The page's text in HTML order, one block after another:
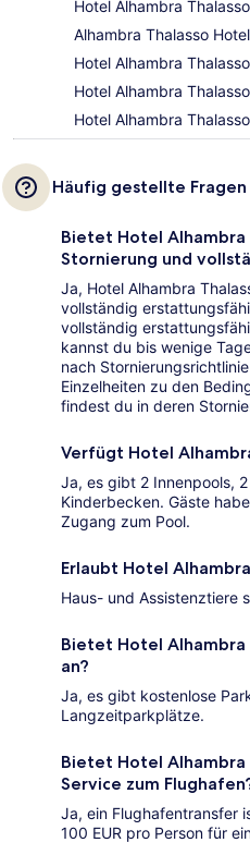
Hotel Alhambra
Alhambra Thalasso
Hotel Alhambra
Hotel Alhambra
Hotel Alhambra
Häufig gestellte Fragen
Bietet Hotel Alhambra
Stornierung und
Ja, Hotel Alhambra
vollständig
vollständig
kannst du bis wenige
nach
Einzelheiten zu den
findest du in deren
Verfügt Hotel
Ja, es gibt 2 Innenpools,
Kinderbecken. Gäste
Zugang zum Pool.
Erlaubt Hotel
Haus- und Assistenztiere
Bietet Hotel Alhambra
an?
Ja, es gibt kostenlose
Langzeitparkplätze.
Bietet Hotel Alhambra
Service zum
Ja, ein Flughafentransfer
100 EUR pro Person für